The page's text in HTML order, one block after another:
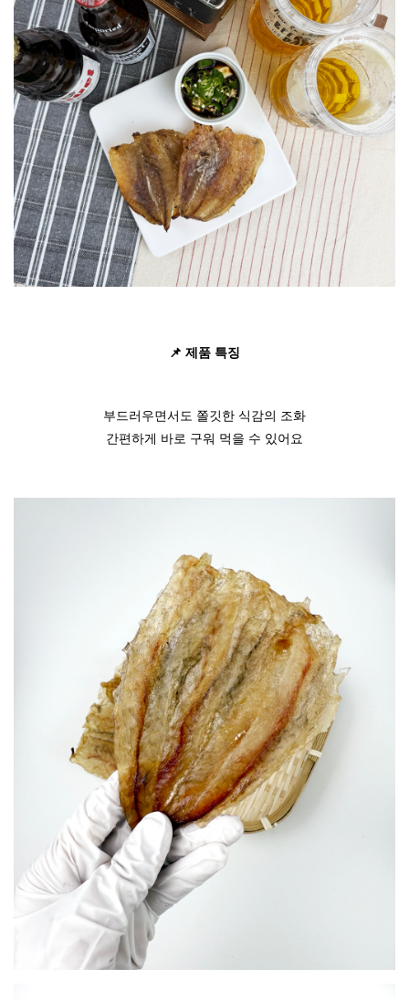
📌 제 품 특징
부드러우면서도 쫄깃한 식감의 조화
간편하게 바로 구워 먹을 수 있어요